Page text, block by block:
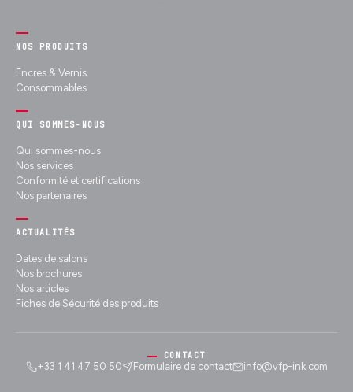
NOS PRODUITS
Encres & Vernis
Consommables
QUI SOMMES-NOUS
Qui sommes-nous
Nos services
Conformité et certifications
Nos partenaires
ACTUALITÉS
Dates de salons
Nos brochures
Nos articles
Fiches de Sécurité des produits
CONTACT
+33 1 41 47 50 50 Formulaire de contact info@vfp-ink.com